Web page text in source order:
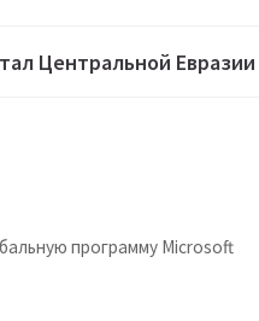
Центральной Евразии
программу Microsoft